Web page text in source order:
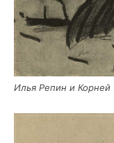
Илья Репин и Кор­ней